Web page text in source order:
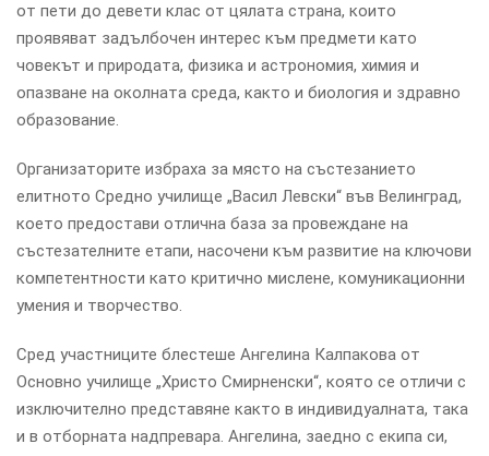
от пети до девети клас от цялата страна, които
проявяват задълбочен интерес към предмети като
човекът и природата, физика и астрономия, химия и
опазване на околната среда, както и биология и здравно
образование.
Организаторите избраха за място на състезанието
елитното Средно училище „Васил Левски“ във Велинград,
което предостави отлична база за провеждане на
състезателните етапи, насочени към развитие на ключови
компетентности като критично мислене, комуникационни
умения и творчество.
Сред участниците блестеше Ангелина Калпакова от
Основно училище „Христо Смирненски“, която се отличи с
изключително представяне както в индивидуалната, така
и в отборната надпревара. Ангелина, заедно с екипа си,